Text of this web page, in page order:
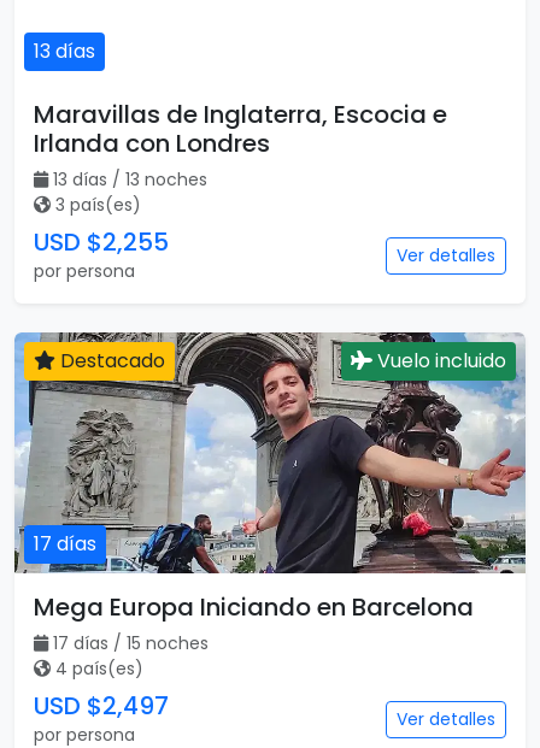
13 días
Maravillas de Inglaterra, Escocia e
Irlanda con Londres
13 días / 13 noches
3 país(es)
USD $2,255
por persona
Ver detalles
17 días
Destacado Vuelo incluido
Mega Europa Iniciando en Barcelona
17 días / 15 noches
4 país(es)
USD $2,497
por persona
Ver detalles